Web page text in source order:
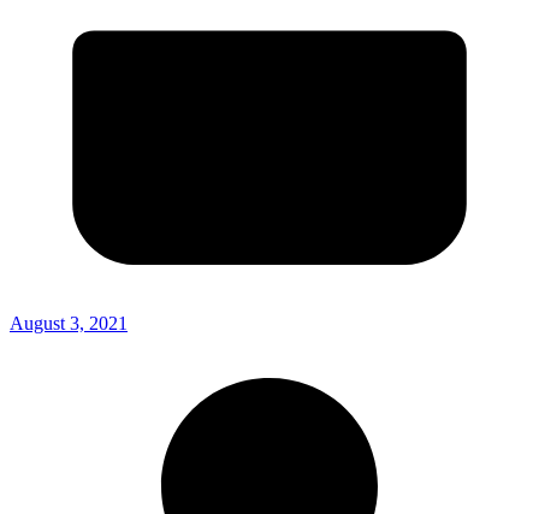
August 3, 2021